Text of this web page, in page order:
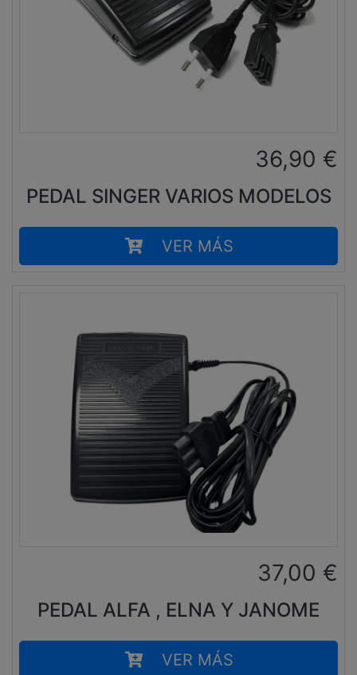
36,90 €
PEDAL SINGER VARIOS MODELOS
VER MÁS
37,00 €
PEDAL ALFA , ELNA Y JANOME
VER MÁS